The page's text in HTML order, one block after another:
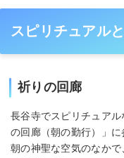
スピリチュアル
祈りの回廊
長谷寺でスピリチュア
の回廊（朝の勤行）」
朝の神聖な空気のなか